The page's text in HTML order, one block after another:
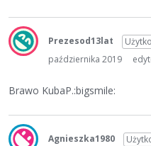
Prezesod13lat
października 2019
Brawo KubaP.:bigsmile:
Agnieszka1980